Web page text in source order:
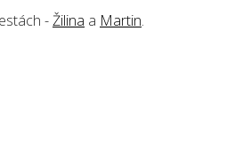
-Žilina a Martin.